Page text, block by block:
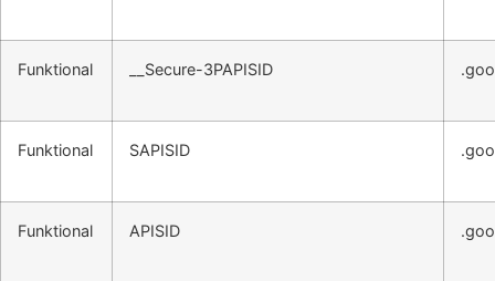
Funktional __Secure-3PAPISID
Funktional SAPISID
Funktional APISID